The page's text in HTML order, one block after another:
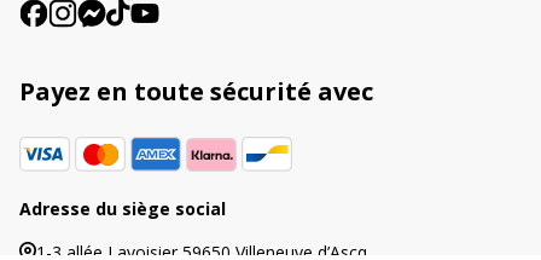
Payez en toute sécurité avec
Adresse du siège social
1-3 allée Lavoisier 59650 Villeneuve d’Ascq